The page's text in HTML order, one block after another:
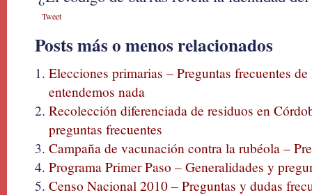
Tweet
Posts más o menos relacionados
Elecciones primarias – Preguntas frecuentes
entendemos nada
Recolección diferenciada de residuos en
preguntas frecuentes
Campaña de vacunación contra la rubéola –
Programa Primer Paso – Generalidades y
Censo Nacional 2010 – Preguntas y dudas